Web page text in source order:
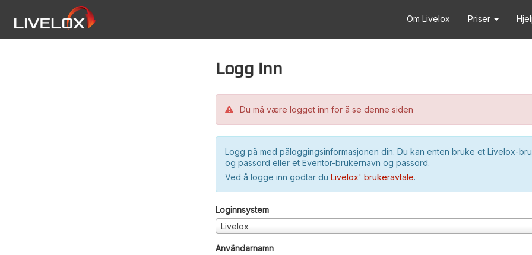
Om Livelox Priser
Logg inn
Du må være logget inn for å se denne siden
Logg på med påloggingsinformasjonen din. Du kan enten bruke et Livelox-
og passord eller et Eventor-brukernavn og passord.
Ved å logge inn godtar du Livelox' brukeravtale.
Loginnsystem
Livelox
Användarnamn